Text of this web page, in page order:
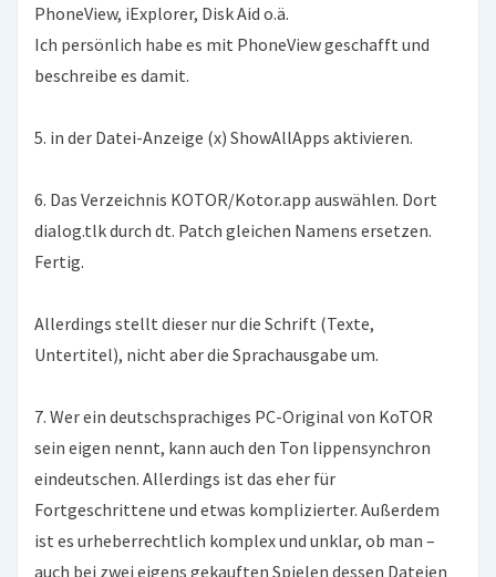
PhoneView, iExplorer, Disk Aid o.ä.
Ich persönlich habe es mit PhoneView geschafft und
beschreibe es damit.
5. in der Datei-Anzeige (x) ShowAllApps aktivieren.
6. Das Verzeichnis KOTOR/Kotor.app auswählen. Dort
dialog.tlk durch dt. Patch gleichen Namens ersetzen.
Fertig.
Allerdings stellt dieser nur die Schrift (Texte,
Untertitel), nicht aber die Sprachausgabe um.
7. Wer ein deutschsprachiges PC-Original von KoTOR
sein eigen nennt, kann auch den Ton lippensynchron
eindeutschen. Allerdings ist das eher für
Fortgeschrittene und etwas komplizierter. Außerdem
ist es urheberrechtlich komplex und unklar, ob man –
auch bei zwei eigens gekauften Spielen dessen Dateien